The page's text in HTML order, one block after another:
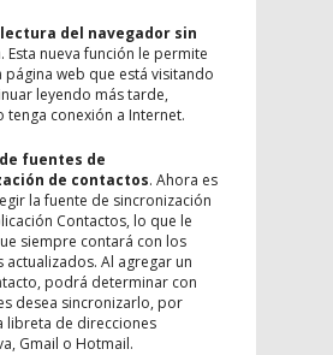
del navegador sin
. Esta nueva función le permite
página web que está visitando
leyendo más tarde,
tenga conexión a Internet.
fuentes de
de contactos. Ahora es
la fuente de sincronización
Contactos, lo que le
siempre contará con los
actualizados. Al agregar un
podrá determinar con
desea sincronizarlo, por
libreta de direcciones
Gmail o Hotmail.